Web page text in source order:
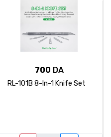
700 DA
RL-101B 8-In-1 Knife Set